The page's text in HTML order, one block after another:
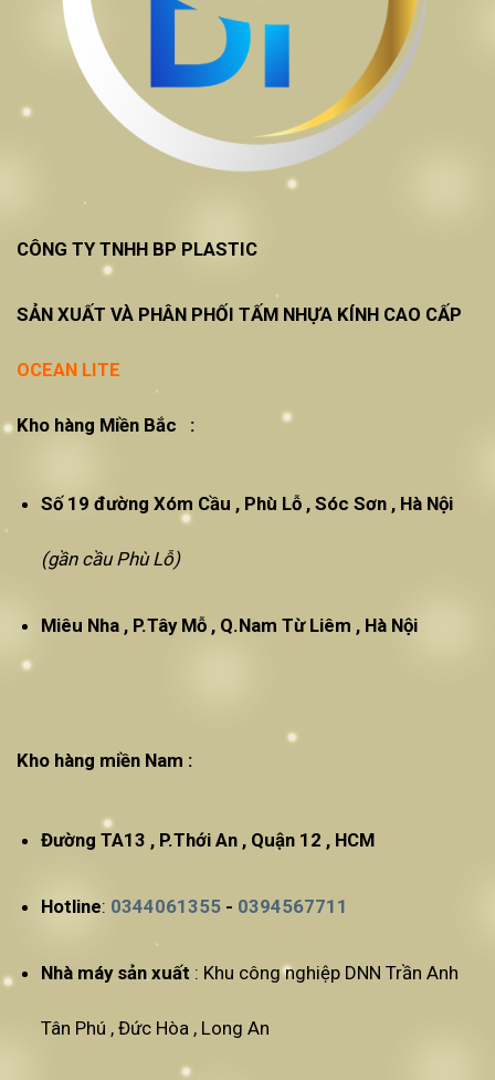
CÔNG TY TNHH BP PLASTIC
SẢN XUẤT VÀ PHÂN PHỐI TẤM NHỰA KÍNH CAO CẤP
OCEAN LITE
Kho hàng Miền Bắc :
Số 19 đường Xóm Cầu , Phù Lỗ , Sóc Sơn , Hà Nội
(gần cầu Phù Lỗ)
Miêu Nha , P.Tây Mỗ , Q.Nam Từ Liêm , Hà Nội
Kho hàng miền Nam :
Đường TA13 , P.Thới An , Quận 12 , HCM
Hotline: 0344061355- 0394567711
Nhà máy sản xuất : Khu công nghiệp DNN Trần Anh
Tân Phú , Đức Hòa , Long An